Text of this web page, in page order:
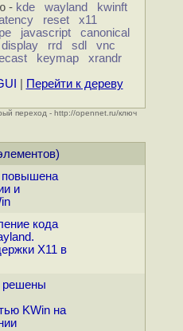
- kde wayland
kwinft
reset
x11
javascript
canonical
display rrd sdl
vnc
keymap
xrandr
Перейти к дереву
переход - http://opennet.ru/ключ
повышена
и
кода
X11 в
решены
KWin на